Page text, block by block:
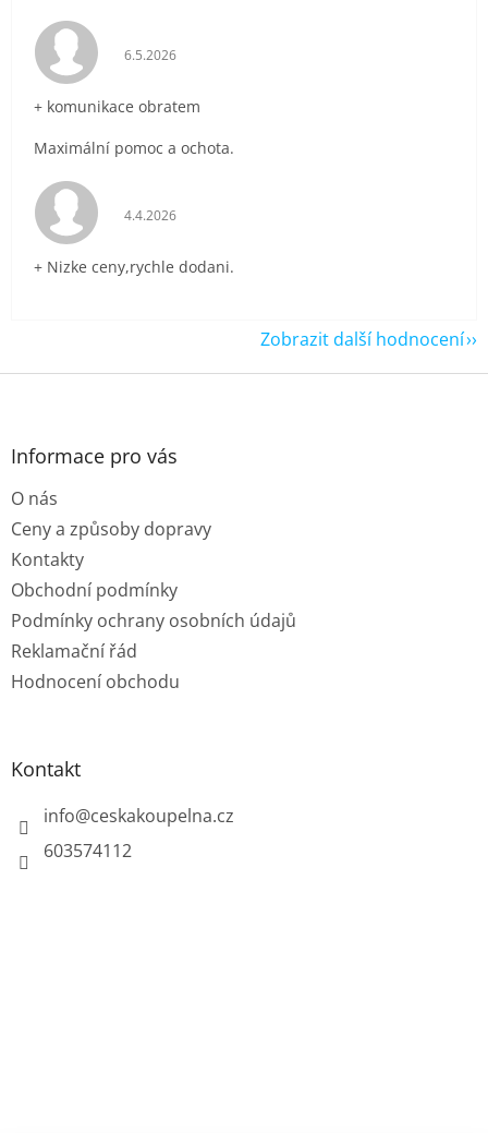
Hodnocení obchodu je 5 z 5 hvězdiček.
6.5.2026
+ komunikace obratem
Maximální pomoc a ochota.
Hodnocení obchodu je 5 z 5 hvězdiček.
4.4.2026
+ Nizke ceny,rychle dodani.
Zobrazit další hodnocení
Z
Informace pro vás
O nás
Ceny a způsoby dopravy
Kontakty
Obchodní podmínky
Podmínky ochrany osobních údajů
Reklamační řád
Hodnocení obchodu
Kontakt
info@ceskakoupelna.cz
603574112